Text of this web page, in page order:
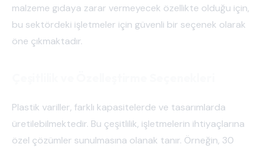
malzeme gıdaya zarar vermeyecek özellikte olduğu için,
bu sektördeki işletmeler için güvenli bir seçenek olarak
öne çıkmaktadır.
Plastik variller, farklı kapasitelerde ve tasarımlarda
üretilebilmektedir. Bu çeşitlilik, işletmelerin ihtiyaçlarına
özel çözümler sunulmasına olanak tanır. Örneğin, 30